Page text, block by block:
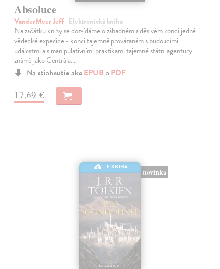
Absoluce
VanderMeer Jeff| Elektronická kniha
Na začátku knihy se dozvídáme o záhadném a děsivém konci jedné
vědecké expedice - konci tajemně provázaném s budoucími
událostmi a s manipulativními praktikami tajemné státní agentury
známé jako Centrála.…
Na stiahnutie ako EPUB a PDF
17,69 €
E-KNIHA
novinka